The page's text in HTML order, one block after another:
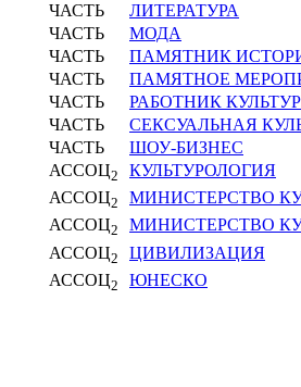
ЧАСТЬ
ЛИТЕРАТУРА
ЧАСТЬ
МОДА
ЧАСТЬ
ПАМЯТНИК
ЧАСТЬ
ПАМЯТНОЕ
ЧАСТЬ
РАБОТНИК
ЧАСТЬ
СЕКСУАЛЬНАЯ
ЧАСТЬ
ШОУ-БИЗНЕС
АССОЦ2
КУЛЬТУРОЛОГИЯ
АССОЦ2
МИНИСТЕРСТВО
АССОЦ2
МИНИСТЕРСТВО
АССОЦ2
ЦИВИЛИЗАЦИЯ
АССОЦ2 ЮНЕСКО